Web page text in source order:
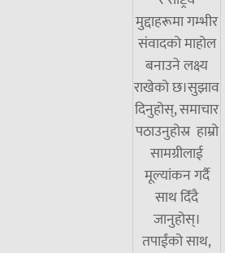
मुद्दाहरूमा गम्भीर
संवादको माहोल
बनाउने लक्ष्य
राखेको छ।सुझाव
दिनुहोस्, समाचार
पठाउनुहोस्र हाम्रो
सामग्रीलाई
मूल्यांकन गर्दै
साथ दिँदै
जानुहोस्।
तपाईंको साथ,